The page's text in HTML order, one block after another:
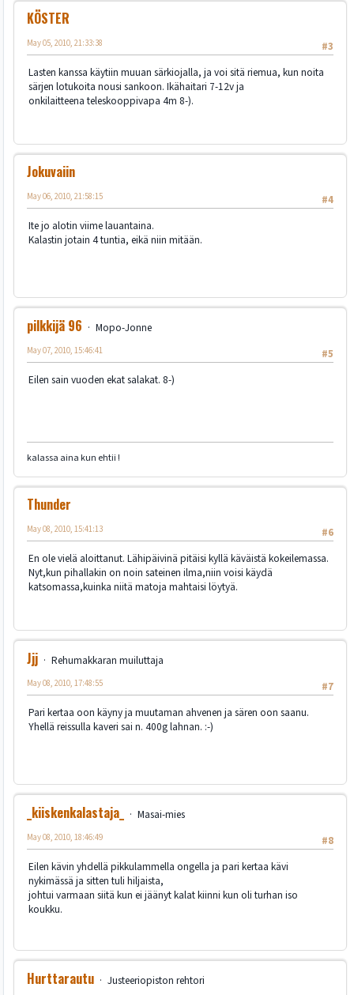
KÖSTER
#3
May 05, 2010, 21:33:38
Lasten kanssa käytiin muuan särkiojalla, ja voi sitä riemua, kun noita
särjen lotukoita nousi sankoon. Ikähaitari 7-12v ja
onkilaitteena teleskooppivapa 4m 8-).
Jokuvaiin
#4
May 06, 2010, 21:58:15
Ite jo alotin viime lauantaina.
Kalastin jotain 4 tuntia, eikä niin mitään.
pilkkijä 96
Mopo-Jonne
#5
May 07, 2010, 15:46:41
Eilen sain vuoden ekat salakat. 8-)
kalassa aina kun ehtii !
Thunder
#6
May 08, 2010, 15:41:13
En ole vielä aloittanut. Lähipäivinä pitäisi kyllä käväistä kokeilemassa.
Nyt,kun pihallakin on noin sateinen ilma,niin voisi käydä
katsomassa,kuinka niitä matoja mahtaisi löytyä.
Jjj
Rehumakkaran muiluttaja
#7
May 08, 2010, 17:48:55
Pari kertaa oon käyny ja muutaman ahvenen ja sären oon saanu.
Yhellä reissulla kaveri sai n. 400g lahnan. :-)
_kiiskenkalastaja_
Masai-mies
#8
May 08, 2010, 18:46:49
Eilen kävin yhdellä pikkulammella ongella ja pari kertaa kävi
nykimässä ja sitten tuli hiljaista,
johtui varmaan siitä kun ei jäänyt kalat kiinni kun oli turhan iso
koukku.
Hurttarautu Justeeriopiston rehtori